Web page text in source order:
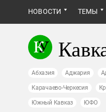
НОВОСТИ ТЕМЫ
Абхазия Аджария
Карачаево-Черкесия
Южный Кавказ ЮФО